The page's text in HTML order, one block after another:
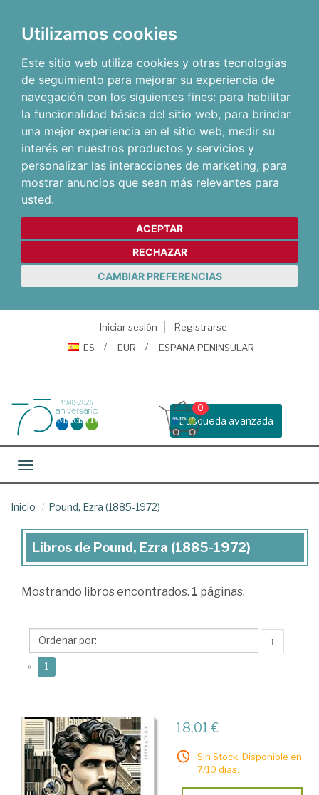
Utilizamos cookies
Este sitio web utiliza cookies y otras tecnologías
de seguimiento para mejorar su experiencia de
navegación con los siguientes fines: para habilitar
la funcionalidad básica del sitio web, para brindar
una mejor experiencia en el sitio web, medir su
interés en nuestros productos y servicios y
personalizar las interacciones de marketing, para
mostrar anuncios que sean más relevantes para
usted.
ACEPTAR
RECHAZAR
CAMBIAR PREFERENCIAS
Iniciar sesión
Registrarse
ES
EUR ESPAÑA PENINSULAR
Busqueda avanzada
0
Toggle navigation
Inicio Pound, Ezra (1885-1972)
Libros
Pound,
(1885-
1972)
Libros de Pound, Ezra (1885-1972)
Mostrando libros encontrados. 1 páginas.
↑
« 1
18,01 €
Sin Stock. Disponible en
7/10 días.